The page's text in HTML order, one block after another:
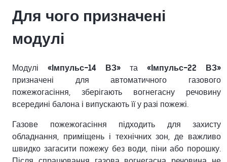
Для чого призначені
модулі
Модулі «Імпульс-14 ВЗ» та «Імпульс-22 ВЗ»
призначені для автоматичного газового
пожежогасіння, зберігають вогнегасну речовину
всередині балона і випускають її у разі пожежі.
Газове пожежогасіння підходить для захисту
обладнання, приміщень і технічних зон, де важливо
швидко загасити пожежу без води, піни або порошку.